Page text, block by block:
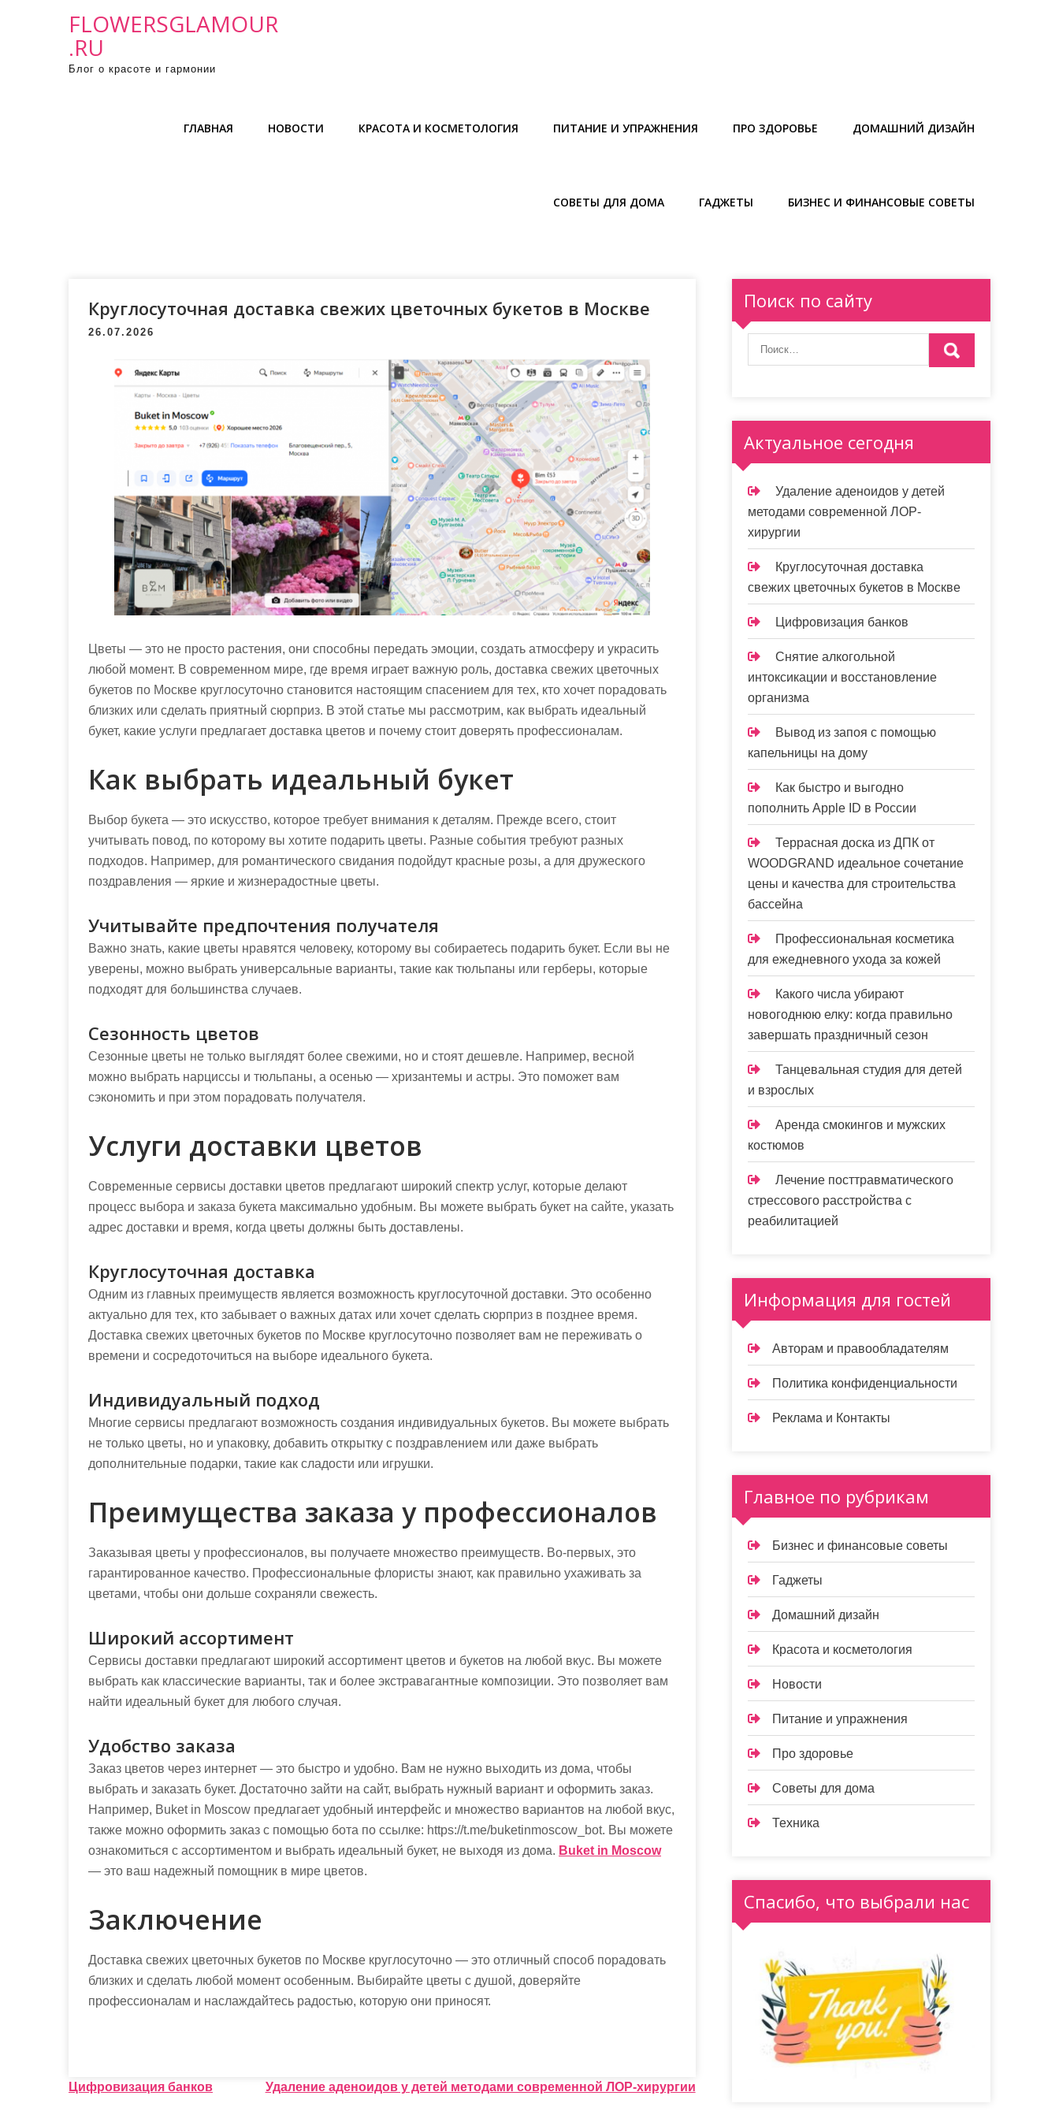
FLOWERSGLAMOUR
.RU
Блог о красоте и гармонии
ГЛАВНАЯ НОВОСТИ КРАСОТА И КОСМЕТОЛОГИЯ ПИТАНИЕ И УПРАЖНЕНИЯ ПРО ЗДОРОВЬЕ ДОМАШНИЙ ДИЗАЙН
СОВЕТЫ ДЛЯ ДОМА ГАДЖЕТЫ БИЗНЕС И ФИНАНСОВЫЕ СОВЕТЫ
Круглосуточная доставка свежих цветочных букетов в Москве
26.07.2026
Цветы — это не просто растения, они способны передать эмоции, создать атмосферу и украсить
любой момент. В современном мире, где время играет важную роль, доставка свежих цветочных
букетов по Москве круглосуточно становится настоящим спасением для тех, кто хочет порадовать
близких или сделать приятный сюрприз. В этой статье мы рассмотрим, как выбрать идеальный
букет, какие услуги предлагает доставка цветов и почему стоит доверять профессионалам.
Как выбрать идеальный букет
Выбор букета — это искусство, которое требует внимания к деталям. Прежде всего, стоит
учитывать повод, по которому вы хотите подарить цветы. Разные события требуют разных
подходов. Например, для романтического свидания подойдут красные розы, а для дружеского
поздравления — яркие и жизнерадостные цветы.
Учитывайте предпочтения получателя
Важно знать, какие цветы нравятся человеку, которому вы собираетесь подарить букет. Если вы не
уверены, можно выбрать универсальные варианты, такие как тюльпаны или герберы, которые
подходят для большинства случаев.
Сезонность цветов
Сезонные цветы не только выглядят более свежими, но и стоят дешевле. Например, весной
можно выбрать нарциссы и тюльпаны, а осенью — хризантемы и астры. Это поможет вам
сэкономить и при этом порадовать получателя.
Услуги доставки цветов
Современные сервисы доставки цветов предлагают широкий спектр услуг, которые делают
процесс выбора и заказа букета максимально удобным. Вы можете выбрать букет на сайте, указать
адрес доставки и время, когда цветы должны быть доставлены.
Круглосуточная доставка
Одним из главных преимуществ является возможность круглосуточной доставки. Это особенно
актуально для тех, кто забывает о важных датах или хочет сделать сюрприз в позднее время.
Доставка свежих цветочных букетов по Москве круглосуточно позволяет вам не переживать о
времени и сосредоточиться на выборе идеального букета.
Индивидуальный подход
Многие сервисы предлагают возможность создания индивидуальных букетов. Вы можете выбрать
не только цветы, но и упаковку, добавить открытку с поздравлением или даже выбрать
дополнительные подарки, такие как сладости или игрушки.
Преимущества заказа у профессионалов
Заказывая цветы у профессионалов, вы получаете множество преимуществ. Во-первых, это
гарантированное качество. Профессиональные флористы знают, как правильно ухаживать за
цветами, чтобы они дольше сохраняли свежесть.
Широкий ассортимент
Сервисы доставки предлагают широкий ассортимент цветов и букетов на любой вкус. Вы можете
выбрать как классические варианты, так и более экстравагантные композиции. Это позволяет вам
найти идеальный букет для любого случая.
Удобство заказа
Заказ цветов через интернет — это быстро и удобно. Вам не нужно выходить из дома, чтобы
выбрать и заказать букет. Достаточно зайти на сайт, выбрать нужный вариант и оформить заказ.
Например, Buket in Moscow предлагает удобный интерфейс и множество вариантов на любой вкус,
также можно оформить заказ с помощью бота по ссылке: https://t.me/buketinmoscow_bot. Вы можете
ознакомиться с ассортиментом и выбрать идеальный букет, не выходя из дома. Buket in Moscow
— это ваш надежный помощник в мире цветов.
Заключение
Доставка свежих цветочных букетов по Москве круглосуточно — это отличный способ порадовать
близких и сделать любой момент особенным. Выбирайте цветы с душой, доверяйте
профессионалам и наслаждайтесь радостью, которую они приносят.
Н
Цифровизация банков Удаление аденоидов у детей методами современной ЛОР-хирургии
Поиск по сайту
Актуальное сегодня
Удаление аденоидов у детей
методами современной ЛОР-
хирургии
Круглосуточная доставка
свежих цветочных букетов в Москве
Цифровизация банков
Снятие алкогольной
интоксикации и восстановление
организма
Вывод из запоя с помощью
капельницы на дому
Как быстро и выгодно
пополнить Apple ID в России
Террасная доска из ДПК от
WOODGRAND идеальное сочетание
цены и качества для строительства
бассейна
Профессиональная косметика
для ежедневного ухода за кожей
Какого числа убирают
новогоднюю елку: когда правильно
завершать праздничный сезон
Танцевальная студия для детей
и взрослых
Аренда смокингов и мужских
костюмов
Лечение посттравматического
стрессового расстройства с
реабилитацией
Информация для гостей
Авторам и правообладателям
Политика конфиденциальности
Реклама и Контакты
Главное по рубрикам
Бизнес и финансовые советы
Гаджеты
Домашний дизайн
Красота и косметология
Новости
Питание и упражнения
Про здоровье
Советы для дома
Техника
Спасибо, что выбрали нас